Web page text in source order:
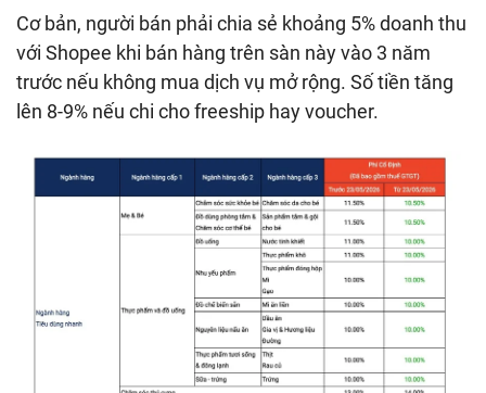
Cơ bản, người bán phải chia sẻ khoảng 5% doanh thu
với Shopee khi bán hàng trên sàn này vào 3 năm
trước nếu không mua dịch vụ mở rộng. Số tiền tăng
lên 8-9% nếu chi cho freeship hay voucher.